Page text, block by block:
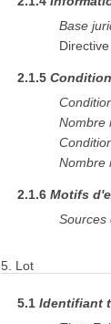
Base
2.1.5
Nombre
Nombre
2.1.6Motifs
Sources
5. Lot
5.1Identifiant